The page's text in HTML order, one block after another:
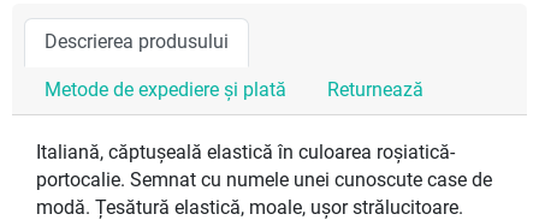
Descrierea produsului
Metode de expediere și plată Returnează
Italiană, căptușeală elastică în culoarea roșiatică-
portocalie. Semnat cu numele unei cunoscute case de
modă. Țesătură elastică, moale, ușor strălucitoare.